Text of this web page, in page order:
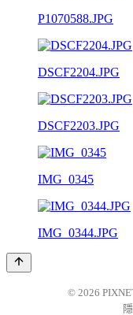
P1070588.JPG
DSCF2204.JPG
DSCF2203.JPG
IMG_0345
IMG_0344.JPG
© 2026